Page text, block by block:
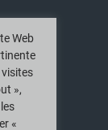
Web
»,
«